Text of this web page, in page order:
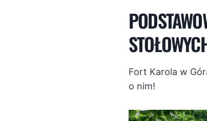
Fort Karola w
o nim!